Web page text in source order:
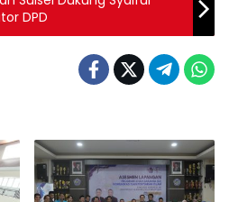
DPD